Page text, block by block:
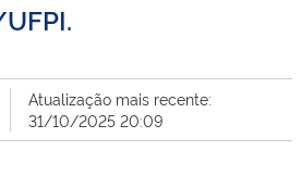
Atualização mais recente:
31/10/2025 20:09